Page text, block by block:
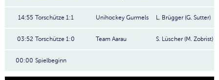
14:55 Torschütze 1:1 Unihockey Gurmels L. Brügger (G. Sutter)
03:52 Torschütze 1:0 Team Aarau S. Lüscher (M. Zobrist)
00:00 Spielbeginn